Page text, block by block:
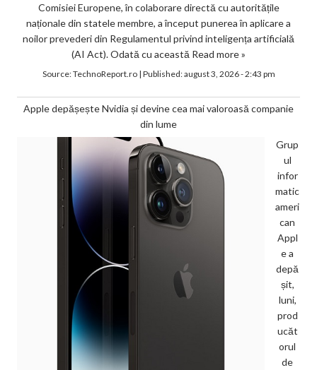
Comisiei Europene, în colaborare directă cu autoritățile
naționale din statele membre, a început punerea în aplicare a
noilor prevederi din Regulamentul privind inteligența artificială
(AI Act). Odată cu această Read more »
Source:TechnoReport.ro| Published:august 3, 2026 - 2:43 pm
Apple depășește Nvidia și devine cea mai valoroasă companie
din lume
Grup
ul
infor
matic
ameri
can
Appl
e a
depă
șit,
luni,
prod
ucăt
orul
de